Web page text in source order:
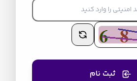
ثبت نام